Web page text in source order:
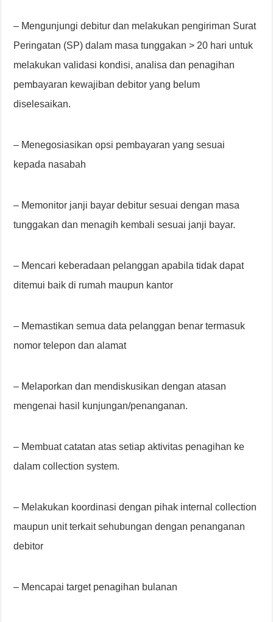
– Mengunjungi debitur dan melakukan pengiriman Surat
Peringatan (SP) dalam masa tunggakan > 20 hari untuk
melakukan validasi kondisi, analisa dan penagihan
pembayaran kewajiban debitor yang belum
diselesaikan.
– Menegosiasikan opsi pembayaran yang sesuai
kepada nasabah
– Memonitor janji bayar debitur sesuai dengan masa
tunggakan dan menagih kembali sesuai janji bayar.
– Mencari keberadaan pelanggan apabila tidak dapat
ditemui baik di rumah maupun kantor
– Memastikan semua data pelanggan benar termasuk
nomor telepon dan alamat
– Melaporkan dan mendiskusikan dengan atasan
mengenai hasil kunjungan/penanganan.
– Membuat catatan atas setiap aktivitas penagihan ke
dalam collection system.
– Melakukan koordinasi dengan pihak internal collection
maupun unit terkait sehubungan dengan penanganan
debitor
– Mencapai target penagihan bulanan